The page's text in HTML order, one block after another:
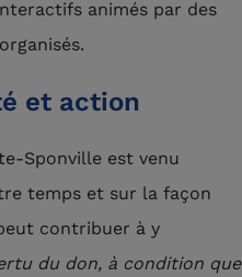
animés par des
et action
Sponville est venu
temps et sur la façon
contribuer à y
du don, à condition que